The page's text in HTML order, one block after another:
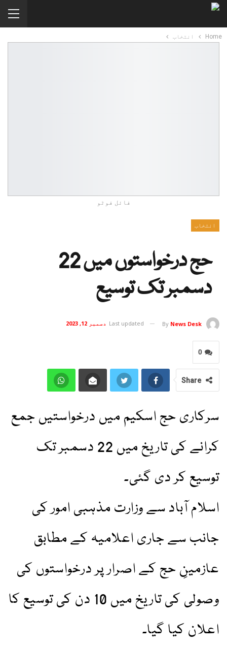
Home انتخاب
فائل فوٹو
انتخاب
حج درخواستوں میں 22
دسمبر تک توسیع
By News Desk
Last updated دسمبر 12, 2023
0
Share
سرکاری حج اسکیم میں درخواستیں جمع
کرانے کی تاریخ میں 22 دسمبر تک
توسیع کر دی گئی۔
اسلام آباد سے وزارت مذہبی امور کی
جانب سے جاری اعلامیہ کے مطابق
عازمینِ حج کے اصرار پر درخواستوں کی
وصولی کی تاریخ میں 10 دن کی توسیع کا
اعلان کیا گیا۔